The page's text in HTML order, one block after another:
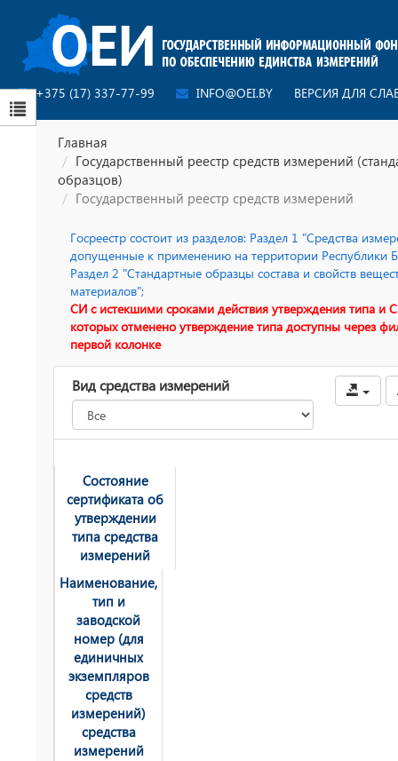
+375 (17) 337-77-99 INFO@OEI.BY ВЕРСИЯ ДЛЯ
Главная
Государственный реестр средств измерений
образцов)
Государственный реестр средств измерений
Госреестр состоит из разделов: Раздел 1 "Средства
допущенные к применению на территории Республики
Раздел 2 "Стандартные образцы состава и свойств
материалов";
СИ с истекшими сроками действия утверждения типа и
которых отменено утверждение типа доступны через
первой колонке
Вид средства измерений
Состояние
сертификата об
утверждении
типа средства
измерений
Наименование,
тип и
заводской
номер (для
единичных
экземпляров
средств
измерений)
средства
измерений